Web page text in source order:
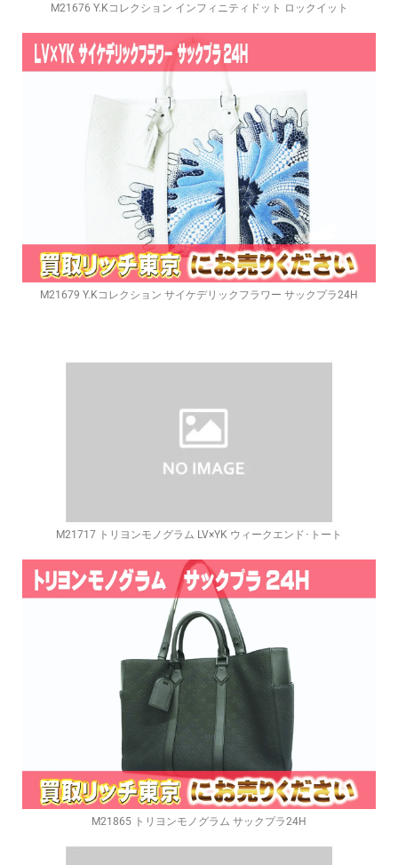
M21676 Y.Kコレクション インフィニティドット ロックイット
M21679 Y.Kコレクション サイケデリックフラワー サックプラ24H
M21717 トリヨンモノグラム LV×YK ウィークエンド･トート
M21865 トリヨンモノグラム サックプラ24H